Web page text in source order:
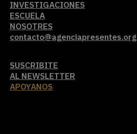
INVESTIGACIONES
ESCUELA
NOSOTRES
contacto@agenciapresentes.org
SUSCRIBITE
AL NEWSLETTER
APOYANOS